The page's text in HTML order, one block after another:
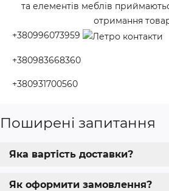
та елементів меблів
отримання
+380996073959
+380983668360
+380931700560
Поширені запитання
Яка вартість доставки?
Як оформити замовлення?